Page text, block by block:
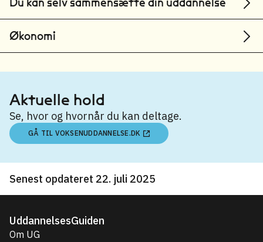
Økonomi
Aktuelle hold
Se, hvor og hvornår du kan deltage.
GÅ TIL VOKSENUDDANNELSE.DK
Senest opdateret 22. juli 2025
UddannelsesGuiden
Om UG